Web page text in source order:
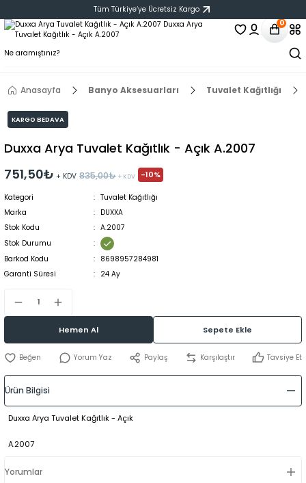
Tüm Türkiye‘ye Ücretsiz Kargo
0
Anasayfa Banyo Aksesuarları Tuvalet Kağıtlığı
KARGO BEDAVA
Duxxa Arya Tuvalet Kağıtlık - Açık A.2007
751,50₺ + KDV 835,00₺ + KDV -10%
Kategori
Tuvalet Kağıtlığı
Marka
DUXXA
Stok Kodu
A.2007
Stok Durumu
Barkod Kodu
8698957284981
Garanti Süresi
24 Ay
Hemen Al Sepete Ekle
Yorum Yaz Paylaş Karşılaştır Tavsiye Et
Ürün Bilgisi
Duxxa Arya Tuvalet Kağıtlık - Açık
A.2007
Yorumlar